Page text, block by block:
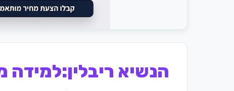
הנשיא ריבלין:למידה